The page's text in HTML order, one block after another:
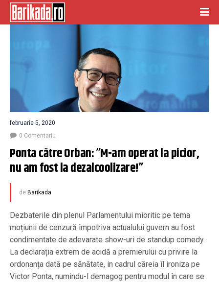
februarie 5, 2020
0 Comentariu
Ponta către Orban: ”M-am operat la picior,
nu am fost la dezalcoolizare!”
de Barikada
Dezbaterile din plenul Parlamentului mioritic pe tema
moțiunii de cenzură împotriva actualului guvern au fost
condimentate de adevarate show-uri de standup comedy.
La declarația extrem de acidă a premierului cu privire la
ordonanța dată pe sănătate, in cadrul căreia îl ironiza pe
Victor Ponta, numindu-l demagog pentru modul în care se